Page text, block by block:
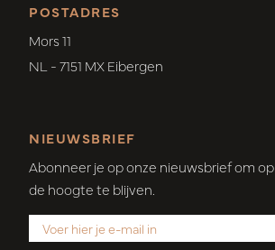
POSTADRES
Mors 11
NL - 7151 MX Eibergen
NIEUWSBRIEF
Abonneer je op onze nieuwsbrief om op
de hoogte te blijven.